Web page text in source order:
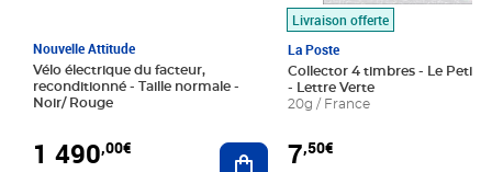
Nouvelle Attitude
Vélo électrique du facteur,
reconditionné - Taille normale -
Noir/ Rouge
1 490,00€ Ajouter au panier
Livraison offerte
La Poste
Collector 4 timbres - Le Petit
- Lettre Verte
20g / France
7,50€